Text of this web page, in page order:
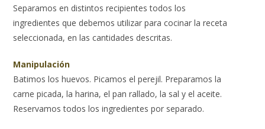
Separamos en distintos recipientes todos los
ingredientes que debemos utilizar para cocinar la receta
seleccionada, en las cantidades descritas.
Manipulación
Batimos los huevos. Picamos el perejil. Preparamos la
carne picada, la harina, el pan rallado, la sal y el aceite.
Reservamos todos los ingredientes por separado.